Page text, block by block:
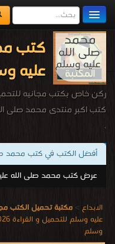
مكتبة الكتب
المكتبات
يُقرأ حالياً
الفهرس
كتب
عليه
ركن خاص بكتب مجانيه
كتب اكبر منتدى محمد صلى
.
أفضل الكتب في كتب محمد
عرض كتب محمد صلى الله
الابداع > مكتبة تحميل الكتب
عليه وسلم للتحميل و القراءة 2026 Free PDF
وسلم